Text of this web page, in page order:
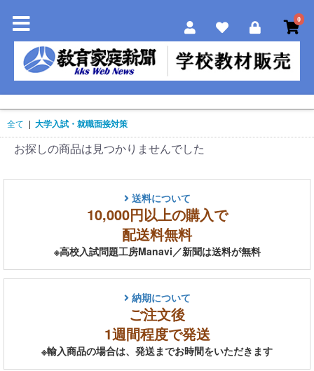
0
全て | 大学入試・就職面接対策
お探しの商品は見つかりませんでした
送料について
10,000円以上の購入で
配送料無料
※高校入試問題工房Manavi／新聞は送料が無料
納期について
ご注文後
1週間程度で発送
※輸入商品の場合は、発送までお時間をいただきます